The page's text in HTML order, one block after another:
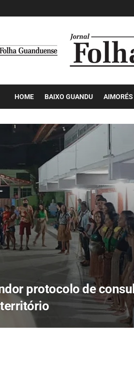
HOME BAIXO GUANDU AIMORÉS
protocolo de